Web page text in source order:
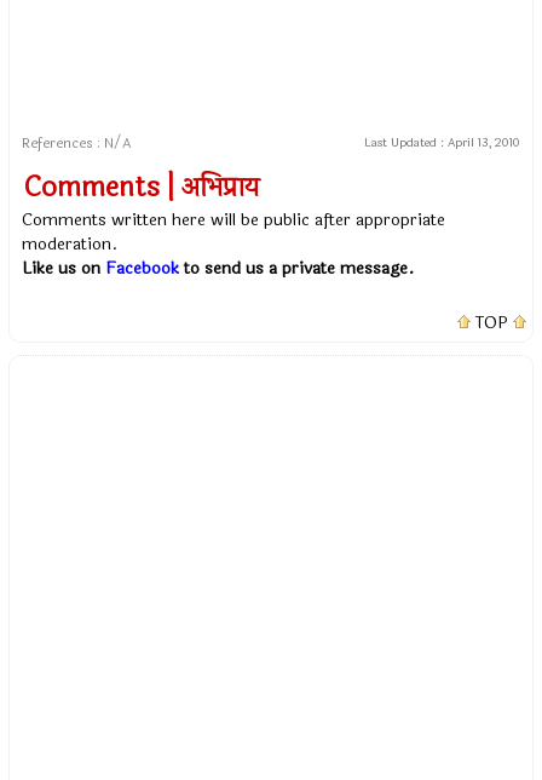
References : N/A Last Updated : April 13, 2010
Comments | अभिप्राय
Comments written here will be public after appropriate
moderation.
Like us on Facebookto send us a private message.
TOP